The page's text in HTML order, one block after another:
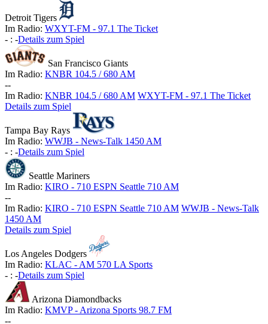
Detroit Tigers
Im Radio: WXYT-FM - 97.1 The Ticket
- : -Details zum Spiel
San Francisco Giants
Im Radio: KNBR 104.5 / 680 AM
--
Im Radio: KNBR 104.5 / 680 AM WXYT-FM - 97.1 The Ticket
Details zum Spiel
Tampa Bay Rays
Im Radio: WWJB - News-Talk 1450 AM
- : -Details zum Spiel
Seattle Mariners
Im Radio: KIRO - 710 ESPN Seattle 710 AM
--
Im Radio: KIRO - 710 ESPN Seattle 710 AM WWJB - News-Talk
1450 AM
Details zum Spiel
Los Angeles Dodgers
Im Radio: KLAC - AM 570 LA Sports
- : -Details zum Spiel
Arizona Diamondbacks
Im Radio: KMVP - Arizona Sports 98.7 FM
--